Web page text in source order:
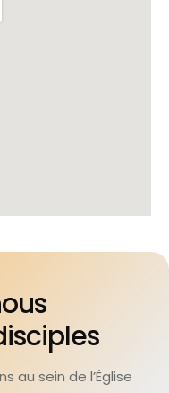
au sein de l’Église